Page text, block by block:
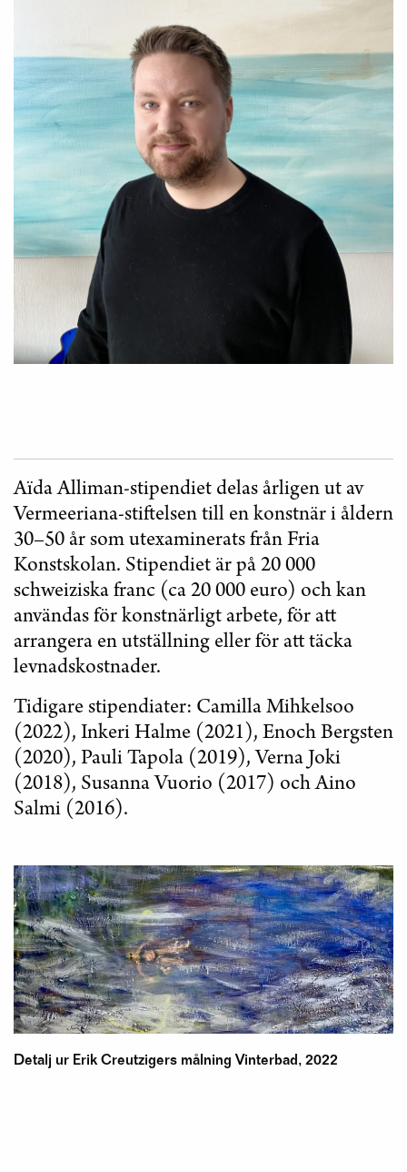
Aïda Alliman-stipendiet delas årligen ut av
Vermeeriana-stiftelsen till en konstnär i åldern
30–50 år som utexaminerats från Fria
Konstskolan. Stipendiet är på 20 000
schweiziska franc (ca 20 000 euro) och kan
användas för konstnärligt arbete, för att
arrangera en utställning eller för att täcka
levnadskostnader.
Tidigare stipendiater: Camilla Mihkelsoo
(2022), Inkeri Halme (2021), Enoch Bergsten
(2020), Pauli Tapola (2019), Verna Joki
(2018), Susanna Vuorio (2017) och Aino
Salmi (2016).
Detalj ur Erik Creutzigers målning Vinterbad, 2022